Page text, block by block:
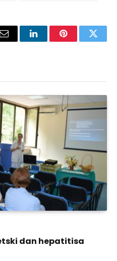
Email LinkedInPinterest
dan hepatitisa